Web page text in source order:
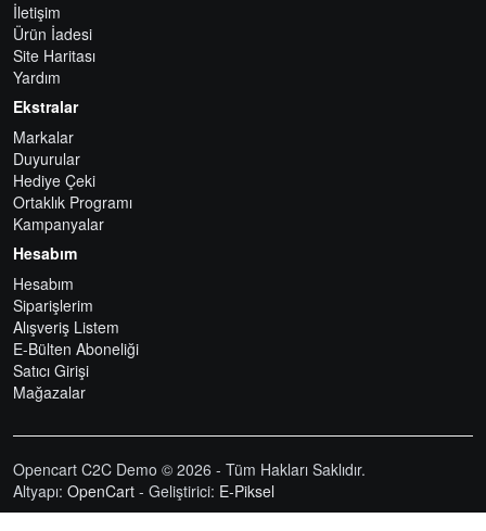
İletişim
Ürün İadesi
Site Haritası
Yardım
Ekstralar
Markalar
Duyurular
Hediye Çeki
Ortaklık Programı
Kampanyalar
Hesabım
Hesabım
Siparişlerim
Alışveriş Listem
E-Bülten Aboneliği
Satıcı Girişi
Mağazalar
Opencart C2C Demo © 2026 - Tüm Hakları Saklıdır.
Altyapı: OpenCart - Geliştirici: E-Piksel